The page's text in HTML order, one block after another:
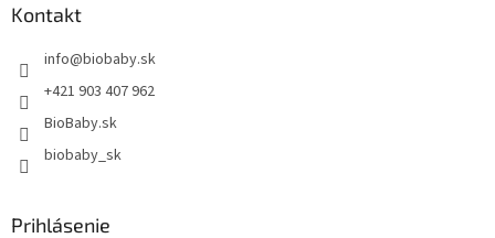
Kontakt
info@biobaby.sk
+421 903 407 962
BioBaby.sk
biobaby_sk
Prihlásenie